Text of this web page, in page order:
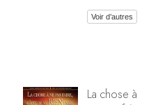
Voir d’autres
La chose à